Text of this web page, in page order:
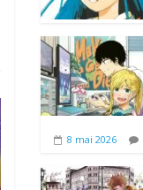
8 mai 2026